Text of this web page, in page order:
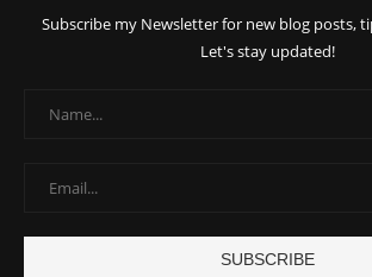
Subscribe my Newsletter for new blog posts,
Let's stay updated!